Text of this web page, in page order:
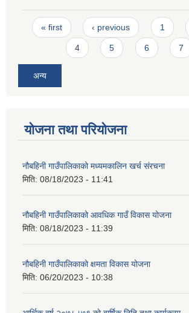
Pages
« first ‹ previous 1
4 5 6 7
अन्य
योजना तथा परियोजना
नौबहिनी गाउँपालिकाको मध्यमकालिन खर्च संरचना
मिति: 08/18/2023 - 11:41
नौबहिनी गाउँपालिकाको आवधिक गाउँ विकास योजना
मिति: 08/18/2023 - 11:39
नौबहिनी गाउँपालिकाको क्षमता विकास योजना
मिति: 06/20/2023 - 10:38